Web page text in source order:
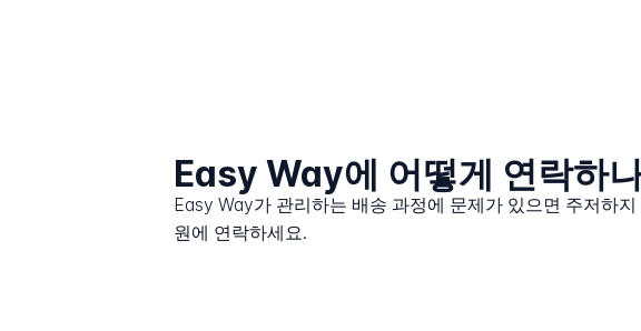
Easy Way에 어떻게 연락하
Easy Way가 관리하는 배송 과정에 문제가 있으면 주저하지
원에 연락하세요.